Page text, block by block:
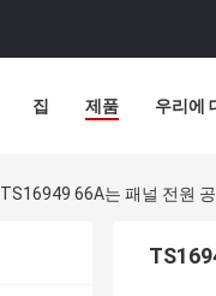
집 제품 우리에
TS16949 66A는 패널 전원